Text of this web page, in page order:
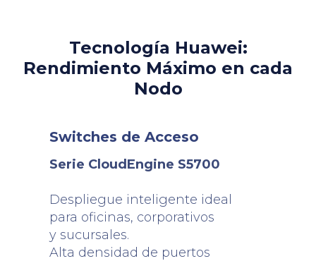
Tecnología Huawei:
Rendimiento Máximo en cada
Nodo
Switches de Acceso
Serie CloudEngine S5700
Despliegue inteligente ideal
para oficinas, corporativos
y sucursales.
Alta densidad de puertos